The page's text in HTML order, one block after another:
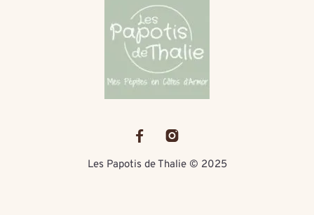
Les Papotis de Thalie © 2025